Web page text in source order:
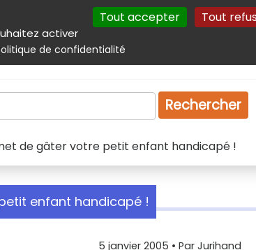
activer
Tout accepter Tout
de confidentialité
Autres services Plan du site
Emploi Droit
Rechercher
de gâter votre petit enfant handicapé !
enfant handicapé !
5 janvier 2005 • Par Jurihand